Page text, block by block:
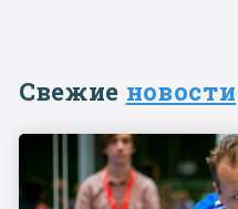
Свежие новости